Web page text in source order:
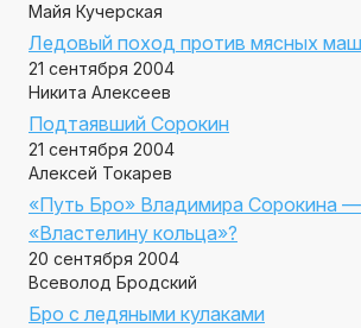
Майя Кучерская
Ледовый поход против мясных
21 сентября 2004
Никита Алексеев
Подтаявший Сорокин
21 сентября 2004
Алексей Токарев
«Путь Бро» Владимира Сорокина —
«Властелину кольца»?
20 сентября 2004
Всеволод Бродский
Бро с ледяными кулаками